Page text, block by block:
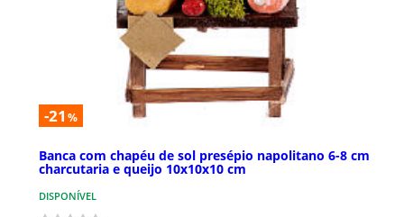
-21 %
Banca com chapéu de sol presépio napolitano 6-8 cm
charcutaria e queijo 10x10x10 cm
DISPONÍVEL